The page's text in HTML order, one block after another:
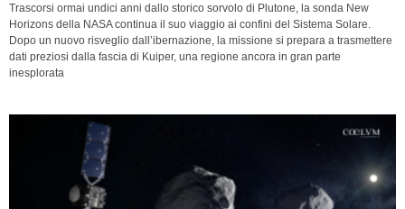
Trascorsi ormai undici anni dallo storico sorvolo di Plutone, la sonda New
Horizons della NASA continua il suo viaggio ai confini del Sistema Solare.
Dopo un nuovo risveglio dall’ibernazione, la missione si prepara a trasmettere
dati preziosi dalla fascia di Kuiper, una regione ancora in gran parte
inesplorata